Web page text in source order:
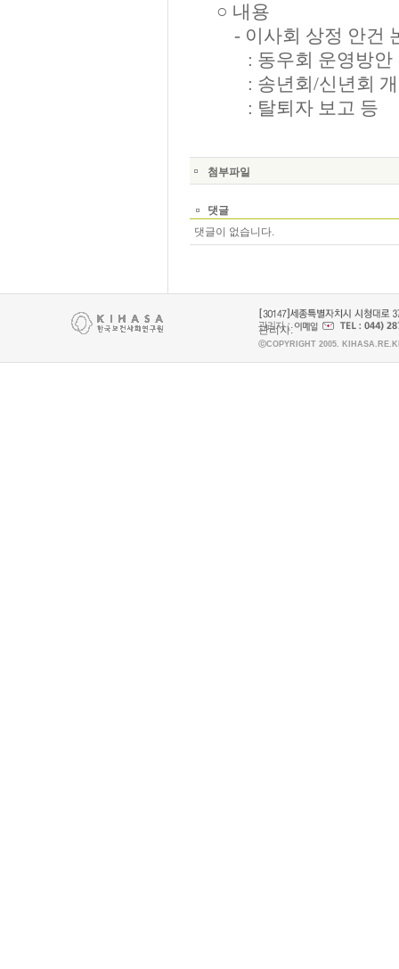
○ 내용
- 이사회 상정 안건
: 동우회 운영방안
: 송년회/신년회 개
: 탈퇴자 보고 등
첨부파일
댓글
댓글이 없습니다.
관리자:
ⓒCOPYRIGHT 2005.